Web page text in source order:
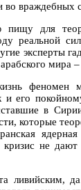
во враждебных
пищу для
реальной
эксперты
мира
феномен
его
в
которые
ядерная
не
ливийским,